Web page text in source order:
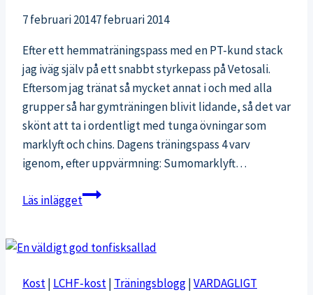
7 februari 20147 februari 2014
Efter ett hemmaträningspass med en PT-kund stack
jag iväg själv på ett snabbt styrkepass på Vetosali.
Eftersom jag tränat så mycket annat i och med alla
grupper så har gymträningen blivit lidande, så det var
skönt att ta i ordentligt med tunga övningar som
marklyft och chins. Dagens träningspass 4 varv
igenom, efter uppvärmning: Sumomarklyft…
Läs inläggetStyrketräning
Kost| LCHF-kost| Träningsblogg|VARDAGLIGT